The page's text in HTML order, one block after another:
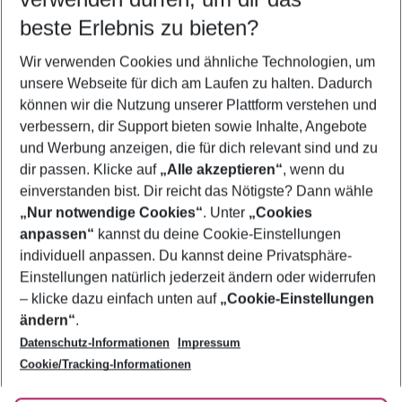
5-8 Nächte
2 Erwachsene Keine Kinder
Mehr Filter anzeigen
Footer
Footer navigation
Über uns
AGB
Bestpreisgarantie
Cookie-Einstellungen ändern
Cookie-Richtlinie
Agenturbetreuung
Barrierefreies Reisen
Folge uns
beste Erlebnis zu bieten?
Wir verwenden Cookies und ähnliche Technologien, um
unsere Webseite für dich am Laufen zu halten. Dadurch
können wir die Nutzung unserer Plattform verstehen und
verbessern, dir Support bieten sowie Inhalte, Angebote
und Werbung anzeigen, die für dich relevant sind und zu
dir passen. Klicke auf „Alle akzeptieren“, wenn du
einverstanden bist. Dir reicht das Nötigste? Dann wähle
„Nur notwendige Cookies“. Unter „Cookies
anpassen“ kannst du deine Cookie-Einstellungen
individuell anpassen. Du kannst deine Privatsphäre-
Einstellungen natürlich jederzeit ändern oder widerrufen
– klicke dazu einfach unten auf „Cookie-Einstellungen
ändern“.
Datenschutz-Informationen
Impressum
Cookie/Tracking-Informationen